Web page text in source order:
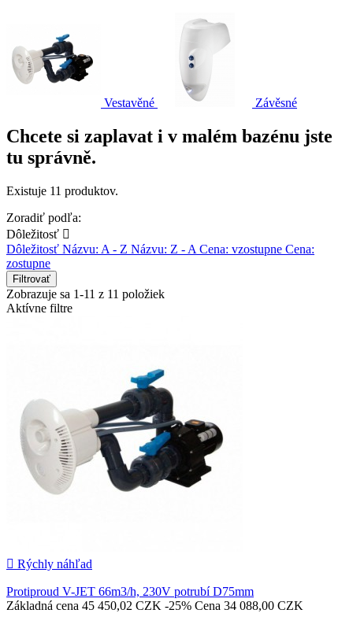
Vestavěné Závěsné
Chcete si zaplavat i v malém bazénu jste
tu správně.
Existuje 11 produktov.
Zoradiť podľa:
Dôležitosť 
Dôležitosť Názvu: A - Z Názvu: Z - A Cena: vzostupne Cena:
zostupne
Filtrovať
Zobrazuje sa 1-11 z 11 položiek
Aktívne filtre
 Rýchly náhľad
Protiproud V-JET 66m3/h, 230V potrubí D75mm
Základná cena 45 450,02 CZK -25% Cena 34 088,00 CZK